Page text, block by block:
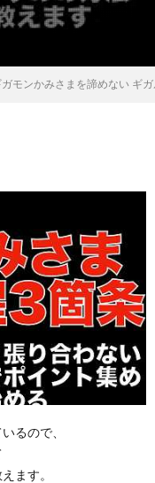
ガモンかみさまを諦めない ギ
るので、
ます。